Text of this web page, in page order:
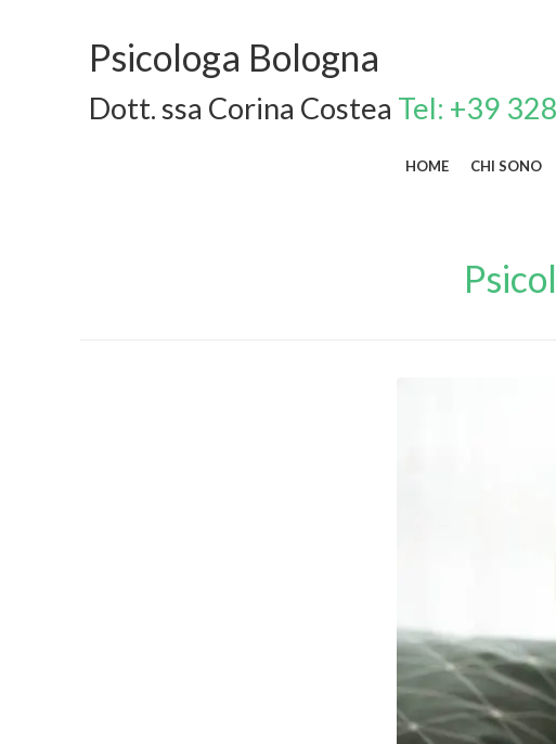
Psicologa Bologna
Dott. ssa Corina Costea Tel: +39
HOME CHI SONO